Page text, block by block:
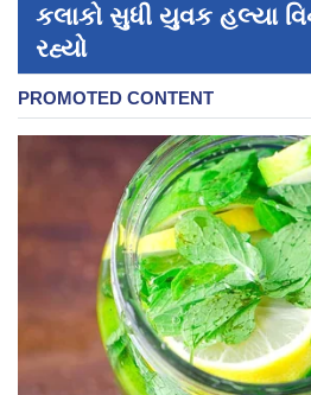
કલાકો સુધી યુવક હલ્યા
રહ્યો